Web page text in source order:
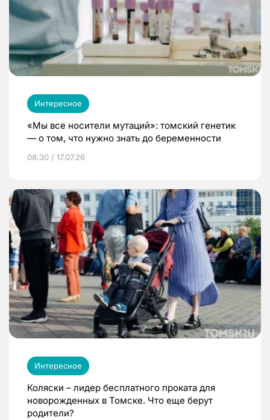
Интересное
«Мы все носители мутаций»: томский генетик
— о том, что нужно знать до беременности
08:30 / 17.07.26
Интересное
Коляски – лидер бесплатного проката для
новорожденных в Томске. Что еще берут
родители?